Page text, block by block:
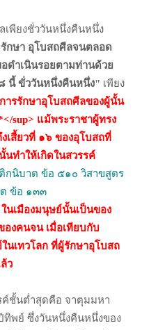
เพียงชั่ววันหนึ่งคืนหนึ่ง
รักษา อุโบสถศีลจนตลอด
ดำเนินรอยตามท่านด้วย
นี้ ขั่ววันหนึ่งคืนหนึ่ง" เพียง
การรักษาอุโบสถศีลของผู้นั้น
sup> แม้พระราชาผู้ทรง
เสี้ยวที่ ๑๖ ของอุโบสถที่
นทำให้เกิดในสวรรค์
กนิบาต ข้อ ๕๑๐ วิสาขสูตร
ข้อ ๑๓๓
นเมืองมนุษย์นั้นเป็นของ
องคนจน เมื่อเทียบกับ
นเทวโลก ที่ผู้รักษาอุโบสถ
ว
ค์ชั้นต่ำสุดคือ จาตุมมหา
ทิพย์ ซึ่งวันหนึ่งคืนหนึ่งของ